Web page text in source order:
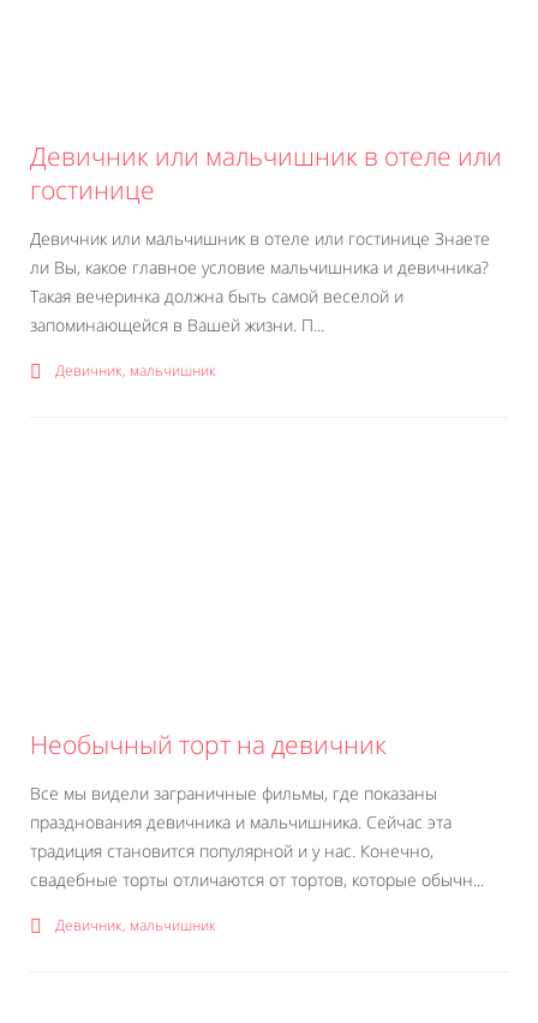
Девичник или мальчишник в отеле или
гостинице
Девичник или мальчишник в отеле или гостинице Знаете
ли Вы, какое главное условие мальчишника и девичника?
Такая вечеринка должна быть самой веселой и
запоминающейся в Вашей жизни. П...
Девичник, мальчишник
Необычный торт на девичник
Все мы видели заграничные фильмы, где показаны
празднования девичника и мальчишника. Сейчас эта
традиция становится популярной и у нас. Конечно,
свадебные торты отличаются от тортов, которые обычн...
Девичник, мальчишник